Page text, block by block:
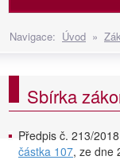
Navigace: Úvod »
Sbírka
Předpis č. 213/
částka 107, ze dne